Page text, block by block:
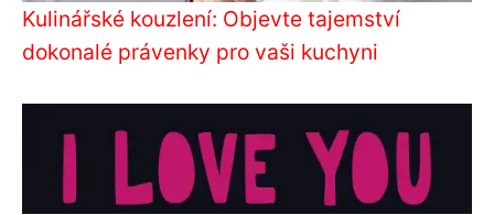
Kulinářské kouzlení: Objevte tajemství
dokonalé právenky pro vaši kuchyni